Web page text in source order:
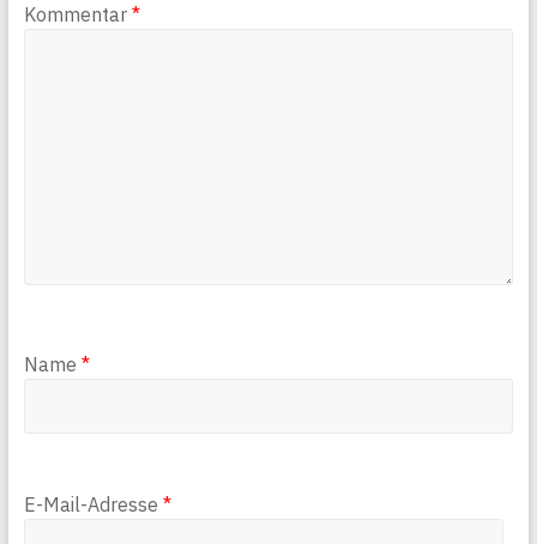
Kommentar *
Name *
E-Mail-Adresse *